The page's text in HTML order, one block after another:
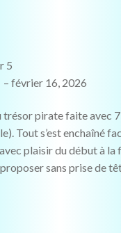
5
– février 16, 2026
trésor pirate faite avec
Tout s’est enchaîné
plaisir du début à la
sans prise de